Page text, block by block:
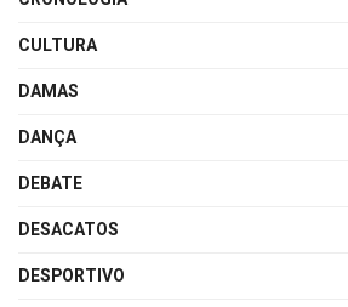
CULTURA
DAMAS
DANÇA
DEBATE
DESACATOS
DESPORTIVO